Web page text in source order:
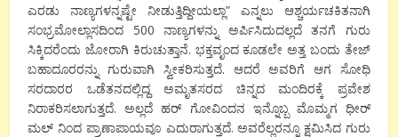
ಎರಡು ನಾಣ್ಯಗಳನ್ನಷ್ಟೇ ನೀಡುತ್ತಿದ್ದೀಯಲ್ಲಾ” ಎನ್ನಲು ಆಶ್ಚರ್ಯಚಕಿತನಾಗಿ
ಸಂಭ್ರಮೋಲ್ಲಾಸದಿಂದ 500 ನಾಣ್ಯಗಳನ್ನು ಅರ್ಪಿಸಿದುದಲ್ಲದೆ ತನಗೆ ಗುರು
ಸಿಕ್ಕಿದರೆಂದು ಜೋರಾಗಿ ಕಿರುಚುತ್ತಾನೆ. ಭಕ್ತವೃಂದ ಕೂಡಲೇ ಅತ್ತ ಬಂದು ತೇಜ್
ಬಹಾದೂರರನ್ನು ಗುರುವಾಗಿ ಸ್ವೀಕರಿಸುತ್ತದೆ. ಆದರೆ ಅವರಿಗೆ ಆಗ ಸೋಧಿ
ಸರದಾರರ ಒಡೆತನದಲ್ಲಿದ್ದ ಅಮೃತಸರದ ಚಿನ್ನದ ಮಂದಿರಕ್ಕೆ ಪ್ರವೇಶ
ನಿರಾಕರಿಸಲಾಗುತ್ತದೆ. ಅಲ್ಲದೆ ಹರ್ ಗೋವಿಂದನ ಇನ್ನೊಬ್ಬ ಮೊಮ್ಮಗ ಧೀರ್
ಮಲ್ ನಿಂದ ಪ್ರಾಣಾಪಾಯವೂ ಎದುರಾಗುತ್ತದೆ. ಅವರೆಲ್ಲರನ್ನೂ ಕ್ಷಮಿಸಿದ ಗುರು